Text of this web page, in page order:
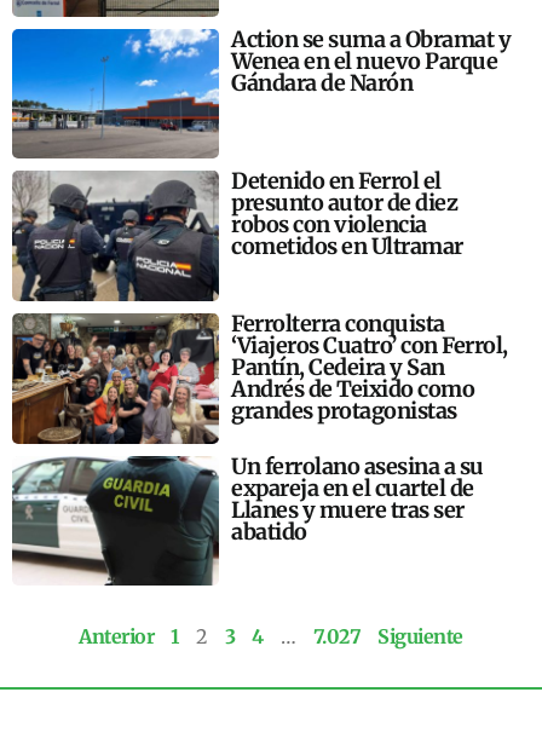
Action se suma a Obramat y
Wenea en el nuevo Parque
Gándara de Narón
Detenido en Ferrol el
presunto autor de diez
robos con violencia
cometidos en Ultramar
Ferrolterra conquista
‘Viajeros Cuatro’ con Ferrol,
Pantín, Cedeira y San
Andrés de Teixido como
grandes protagonistas
Un ferrolano asesina a su
expareja en el cuartel de
Llanes y muere tras ser
abatido
Anterior 1 2 3 4 … 7.027 Siguiente